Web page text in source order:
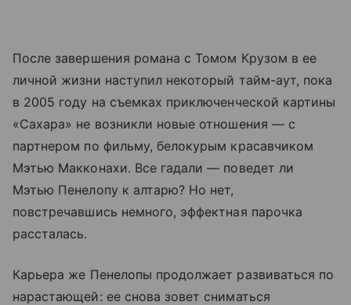
После завершения романа с Томом Крузом в ее
личной жизни наступил некоторый тайм-аут, пока
в 2005 году на съемках приключенческой картины
«Сахара» не возникли новые отношения — с
партнером по фильму, белокурым красавчиком
Мэтью Макконахи. Все гадали — поведет ли
Мэтью Пенелопу к алтарю? Но нет,
повстречавшись немного, эффектная парочка
рассталась.
Карьера же Пенелопы продолжает развиваться по
нарастающей: ее снова зовет сниматься